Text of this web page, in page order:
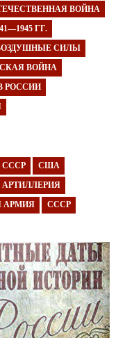
ВОЙНА
ГГ.
СИЛЫ
ВОЙНА
РОССИИ
СССР США
АРТИЛЛЕРИЯ
АРМИЯ СССР